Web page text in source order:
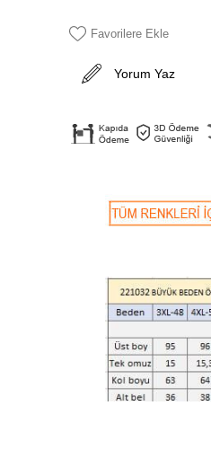
Favorilere Ekle
Yorum Yaz